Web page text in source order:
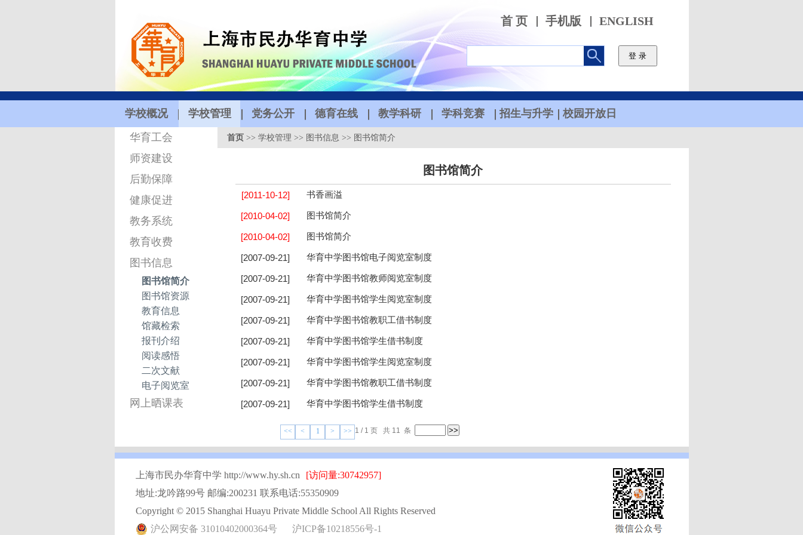
首 页 手机版 ENGLISH
学校概况 学校管理 党务公开 德育在线 教学科研 学科竞赛 招生与升学
校园开放日
华育工会
师资建设
后勤保障
健康促进
教务系统
教育收费
图书信息
图书馆简介
图书馆资源
教育信息
馆藏检索
报刊介绍
阅读感悟
二次文献
电子阅览室
网上晒课表
首页 >>学校管理 >> 图书信息 >> 图书馆简介
图书馆简介
书香画溢
[2011-10-12]
图书馆简介
[2010-04-02]
图书馆简介
[2010-04-02]
华育中学图书馆电子阅览室制度
[2007-09-21]
华育中学图书馆教师阅览室制度
[2007-09-21]
华育中学图书馆学生阅览室制度
[2007-09-21]
华育中学图书馆教职工借书制度
[2007-09-21]
华育中学图书馆学生借书制度
[2007-09-21]
华育中学图书馆学生阅览室制度
[2007-09-21]
华育中学图书馆教职工借书制度
[2007-09-21]
华育中学图书馆学生借书制度
[2007-09-21]
<< < 1 > >> 1 / 1 页 共 11 条
上海市民办华育中学 http://www.hy.sh.cn
[访问量:30742957]
地址:龙吟路99号 邮编:200231 联系电话:55350909
Copyright © 2015 Shanghai Huayu Private Middle School All Rights Reserved
沪公网安备 31010402000364号
沪ICP备10218556号-1